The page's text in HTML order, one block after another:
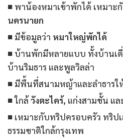
■ พาน้องหมาเข้าพักได้ เหมาะ
นครนายก
■ มีข้อมูลว่า หมาใหญ่พักได้
■ บ้านพักมีหลายแบบ ทั้งบ้านเ
บ้านริมธาร และพูลวิลล่า
■ มีพื้นที่สนามหญ้าและลำธารใ
■ ใกล้วังตะไคร้, แก่งสามชั้น แล
■ เหมาะกับทริปครอบครัว ทริ
ธรรมชาติใกล้กรุงเทพ